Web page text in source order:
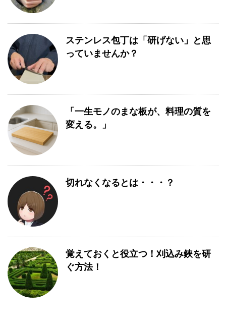
ステンレス包丁は「研げない」と思
っていませんか？
「一生モノのまな板が、料理の質を
変える。」
切れなくなるとは・・・？
覚えておくと役立つ！刈込み鋏を研
ぐ方法！